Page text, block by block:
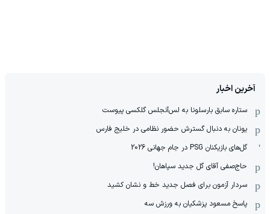
آخرین اخبار
ستاره سابق بارسلونا به لس‌آنجلس گلکسی پیوست
یونان به دنبال گسترش حضور نظامی در خلیج فارس
گل‌های بازیکنان PSG در جام جهانی 2026
حاج‌صفی آقای گل جدید سپاهان!
سردار آزمون برای فصل جدید خط و نشان کشید
پاسخ مسعود پزشکیان به ورزش سه